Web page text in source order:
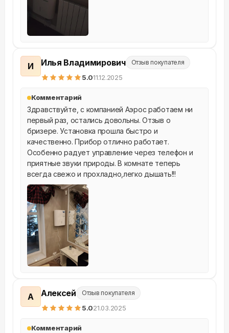
И Илья Владимирович Отзыв покупателя
5.011.12.2025
Комментарий
Здравствуйте, с компанией Аэрос работаем ни
первый раз, остались довольны. Отзыв о
бризере. Установка прошла быстро и
качественно. Прибор отлично работает.
Особенно радует управление через телефон и
приятные звуки природы. В комнате теперь
всегда свежо и прохладно,легко дышать!!!
А Алексей Отзыв покупателя
5.021.03.2025
Комментарий